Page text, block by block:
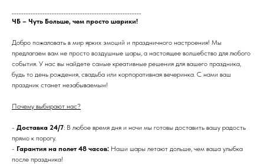
ЧБ – Чуть Больше, чем просто шарики!
Добро пожаловать в мир ярких эмоций и праздничного настроения! Мы
предлагаем вам не просто воздушные шары, а настоящее волшебство для любого
события. У нас вы найдете самые креативные решения для вашего праздника,
будь то день рождения, свадьба или корпоративная вечеринка. С нами ваш
праздник станет незабываемым!
Почему выбирают нас?
- Доставка 24/7: В любое время дня и ночи мы готовы доставить вашу радость
прямо к порогу.
- Гарантия на полет 48 часов: Наши шары летают дольше, чем ваша улыбка
после праздника!